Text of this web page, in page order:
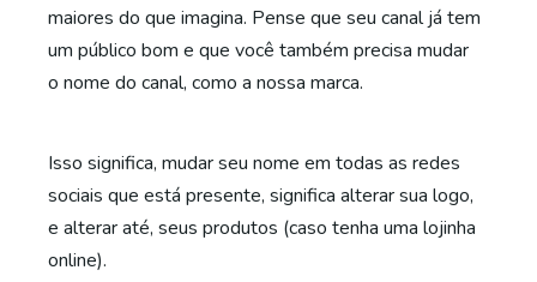
maiores do que imagina. Pense que seu canal já tem
um público bom e que você também precisa mudar
o nome do canal, como a nossa marca.
Isso significa, mudar seu nome em todas as redes
sociais que está presente, significa alterar sua logo,
e alterar até, seus produtos (caso tenha uma lojinha
online).